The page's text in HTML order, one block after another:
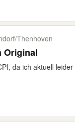
​Thenhoven
Original
da ich aktuell